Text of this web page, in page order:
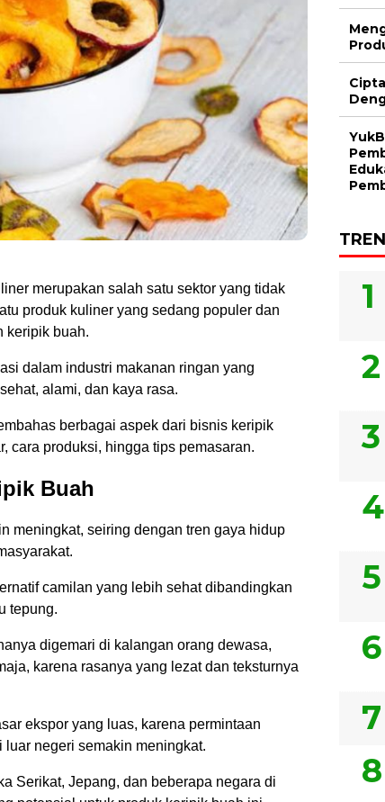
merupakan salah satu sektor yang tidak
produk kuliner yang sedang populer dan
keripik buah.
dalam industri makanan ringan yang
alami, dan kaya rasa.
berbagai aspek dari bisnis keripik
cara produksi, hingga tips pemasaran.
Buah
meningkat, seiring dengan tren gaya hidup
camilan yang lebih sehat dibandingkan
tepung.
digemari di kalangan orang dewasa,
karena rasanya yang lezat dan teksturnya
ekspor yang luas, karena permintaan
negeri semakin meningkat.
Serikat, Jepang, dan beberapa negara di